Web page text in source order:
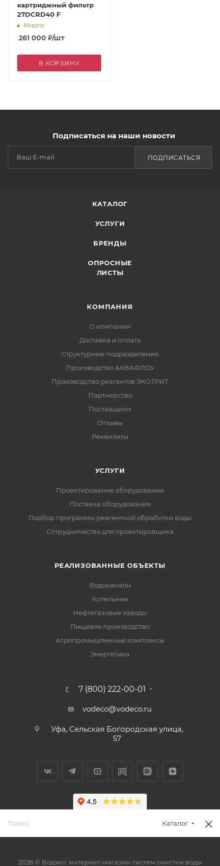
картриджный фильтр
27DCRD40 F
Много
261 000 ₽/шт
В КОРЗИНУ
Подписаться на наши новости
ПОДПИСАТЬСЯ
КАТАЛОГ
УСЛУГИ
БРЕНДЫ
ОПРОСНЫЕ
ЛИСТЫ
КОМПАНИЯ
О компании
Доставка и оплата
Структурные подразделения
Производство АКВАФЛОУ
Производство реагентов ЭКОТРИТ
Партнерство
Поставщики
Отзывы
Реквизиты
УСЛУГИ
Проектирование оборудования
Поставка оборудования
Подбор программы реагентной обработки воды
Сотрудничество для проектировщика
РЕАЛИЗОВАННЫЕ ОБЪЕКТЫ
Водоканалы
Котельные
Нефтегазовые заводы
Пищевое производство
Агропромышленные комплексы
Энергетика
7 (800) 222-00-01
vodeco@vodeco.ru
Уфа, Сельская Богородская улица,
57
2026 © Водэко: интернет-магазин систем очистки воды
Каталог